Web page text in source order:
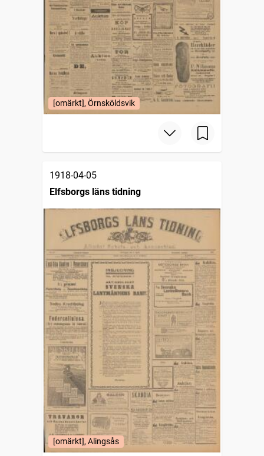
[omärkt], Örnsköldsvik
1918-04-05
Elfsborgs läns tidning
[omärkt], Alingsås